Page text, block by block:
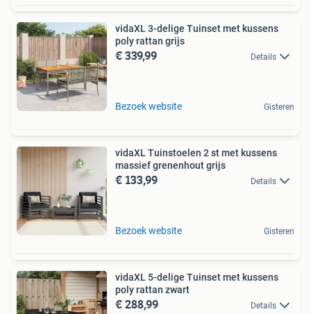
vidaXL 3-delige Tuinset met kussens
poly rattan grijs
€ 339,99 Details
Bezoek website Gisteren
vidaXL Tuinstoelen 2 st met kussens
massief grenenhout grijs
€ 133,99 Details
Bezoek website Gisteren
vidaXL 5-delige Tuinset met kussens
poly rattan zwart
€ 288,99 Details